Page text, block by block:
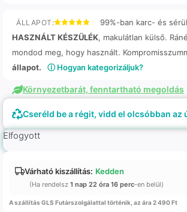
ÁLLAPOT:
99%-ban karc- és
HASZNÁLT KÉSZÜLÉK, makulátlan külső.
mondod meg, hogy használt.
állapot.
ⓘ Hogyan kategorizáljuk?
Környezetbarát, fenntartható megoldás
Cseréld be a régit, vidd el olcsóbban az
Elfogyott
Várható kiszállítás: Kedden
(Ha rendelsz 1 nap 22 óra 16 perc-en belül)
A szállítás GLS Futárszolgálattal történik, az ára 2 490 Ft